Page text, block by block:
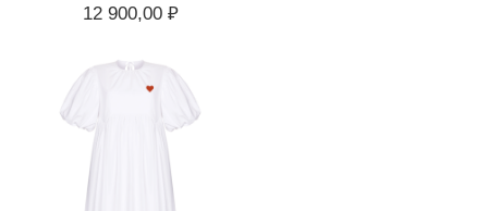
12 900,00 ₽